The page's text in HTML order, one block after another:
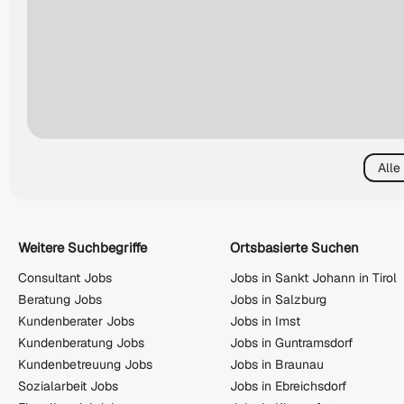
Alle
Weitere Suchbegriffe
Consultant Jobs
Beratung Jobs
Kundenberater Jobs
Kundenberatung Jobs
Kundenbetreuung Jobs
Sozialarbeit Jobs
Ortsbasierte Suchen
Jobs in Sankt Johann in Tirol
Jobs in Salzburg
Jobs in Imst
Jobs in Guntramsdorf
Jobs in Braunau
Jobs in Ebreichsdorf